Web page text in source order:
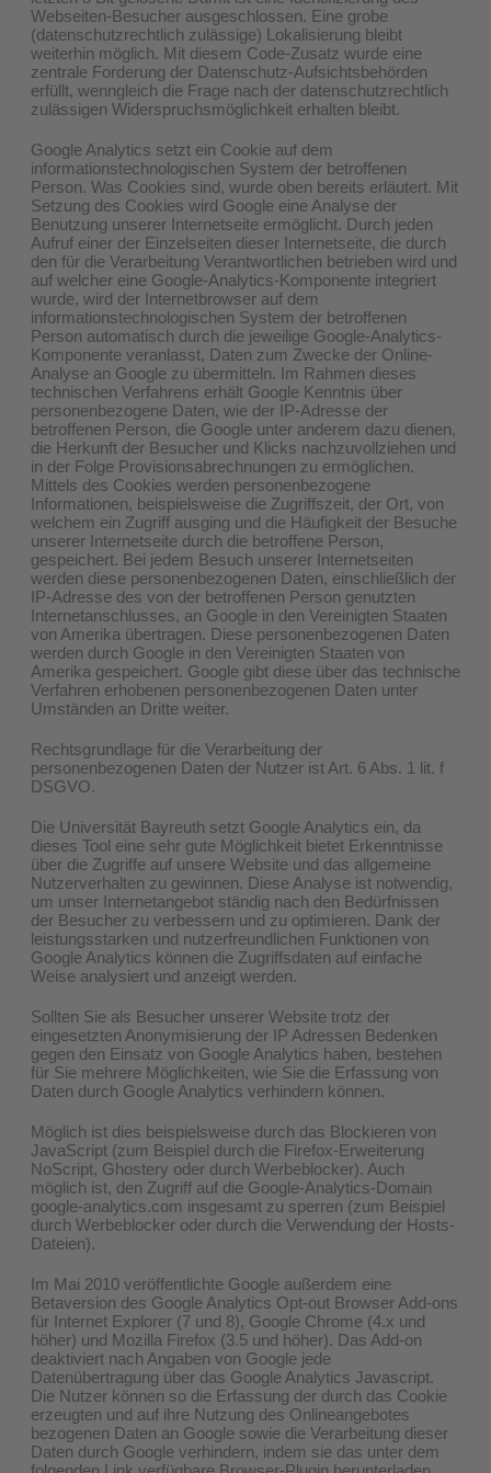
Webseiten-Besucher ausgeschlossen. Eine grobe
(datenschutzrechtlich zulässige) Lokalisierung bleibt
weiterhin möglich. Mit diesem Code-Zusatz wurde eine
zentrale Forderung der Datenschutz-Aufsichtsbehörden
erfüllt, wenngleich die Frage nach der datenschutzrechtlich
zulässigen Widerspruchsmöglichkeit erhalten bleibt.
Google Analytics setzt ein Cookie auf dem
informationstechnologischen System der betroffenen
Person. Was Cookies sind, wurde oben bereits erläutert. Mit
Setzung des Cookies wird Google eine Analyse der
Benutzung unserer Internetseite ermöglicht. Durch jeden
Aufruf einer der Einzelseiten dieser Internetseite, die durch
den für die Verarbeitung Verantwortlichen betrieben wird und
auf welcher eine Google-Analytics-Komponente integriert
wurde, wird der Internetbrowser auf dem
informationstechnologischen System der betroffenen
Person automatisch durch die jeweilige Google-Analytics-
Komponente veranlasst, Daten zum Zwecke der Online-
Analyse an Google zu übermitteln. Im Rahmen dieses
technischen Verfahrens erhält Google Kenntnis über
personenbezogene Daten, wie der IP-Adresse der
betroffenen Person, die Google unter anderem dazu dienen,
die Herkunft der Besucher und Klicks nachzuvollziehen und
in der Folge Provisionsabrechnungen zu ermöglichen.
Mittels des Cookies werden personenbezogene
Informationen, beispielsweise die Zugriffszeit, der Ort, von
welchem ein Zugriff ausging und die Häufigkeit der Besuche
unserer Internetseite durch die betroffene Person,
gespeichert. Bei jedem Besuch unserer Internetseiten
werden diese personenbezogenen Daten, einschließlich der
IP-Adresse des von der betroffenen Person genutzten
Internetanschlusses, an Google in den Vereinigten Staaten
von Amerika übertragen. Diese personenbezogenen Daten
werden durch Google in den Vereinigten Staaten von
Amerika gespeichert. Google gibt diese über das technische
Verfahren erhobenen personenbezogenen Daten unter
Umständen an Dritte weiter.
Rechtsgrundlage für die Verarbeitung der
personenbezogenen Daten der Nutzer ist Art. 6 Abs. 1 lit. f
DSGVO.
Die Universität Bayreuth setzt Google Analytics ein, da
dieses Tool eine sehr gute Möglichkeit bietet Erkenntnisse
über die Zugriffe auf unsere Website und das allgemeine
Nutzerverhalten zu gewinnen. Diese Analyse ist notwendig,
um unser Internetangebot ständig nach den Bedürfnissen
der Besucher zu verbessern und zu optimieren. Dank der
leistungsstarken und nutzerfreundlichen Funktionen von
Google Analytics können die Zugriffsdaten auf einfache
Weise analysiert und anzeigt werden.
Sollten Sie als Besucher unserer Website trotz der
eingesetzten Anonymisierung der IP Adressen Bedenken
gegen den Einsatz von Google Analytics haben, bestehen
für Sie mehrere Möglichkeiten, wie Sie die Erfassung von
Daten durch Google Analytics verhindern können.
Möglich ist dies beispielsweise durch das Blockieren von
JavaScript (zum Beispiel durch die Firefox-Erweiterung
NoScript, Ghostery oder durch Werbeblocker). Auch
möglich ist, den Zugriff auf die Google-Analytics-Domain
google-analytics.com insgesamt zu sperren (zum Beispiel
durch Werbeblocker oder durch die Verwendung der Hosts-
Dateien).
Im Mai 2010 veröffentlichte Google außerdem eine
Betaversion des Google Analytics Opt-out Browser Add-ons
für Internet Explorer (7 und 8), Google Chrome (4.x und
höher) und Mozilla Firefox (3.5 und höher). Das Add-on
deaktiviert nach Angaben von Google jede
Datenübertragung über das Google Analytics Javascript.
Die Nutzer können so die Erfassung der durch das Cookie
erzeugten und auf ihre Nutzung des Onlineangebotes
bezogenen Daten an Google sowie die Verarbeitung dieser
Daten durch Google verhindern, indem sie das unter dem